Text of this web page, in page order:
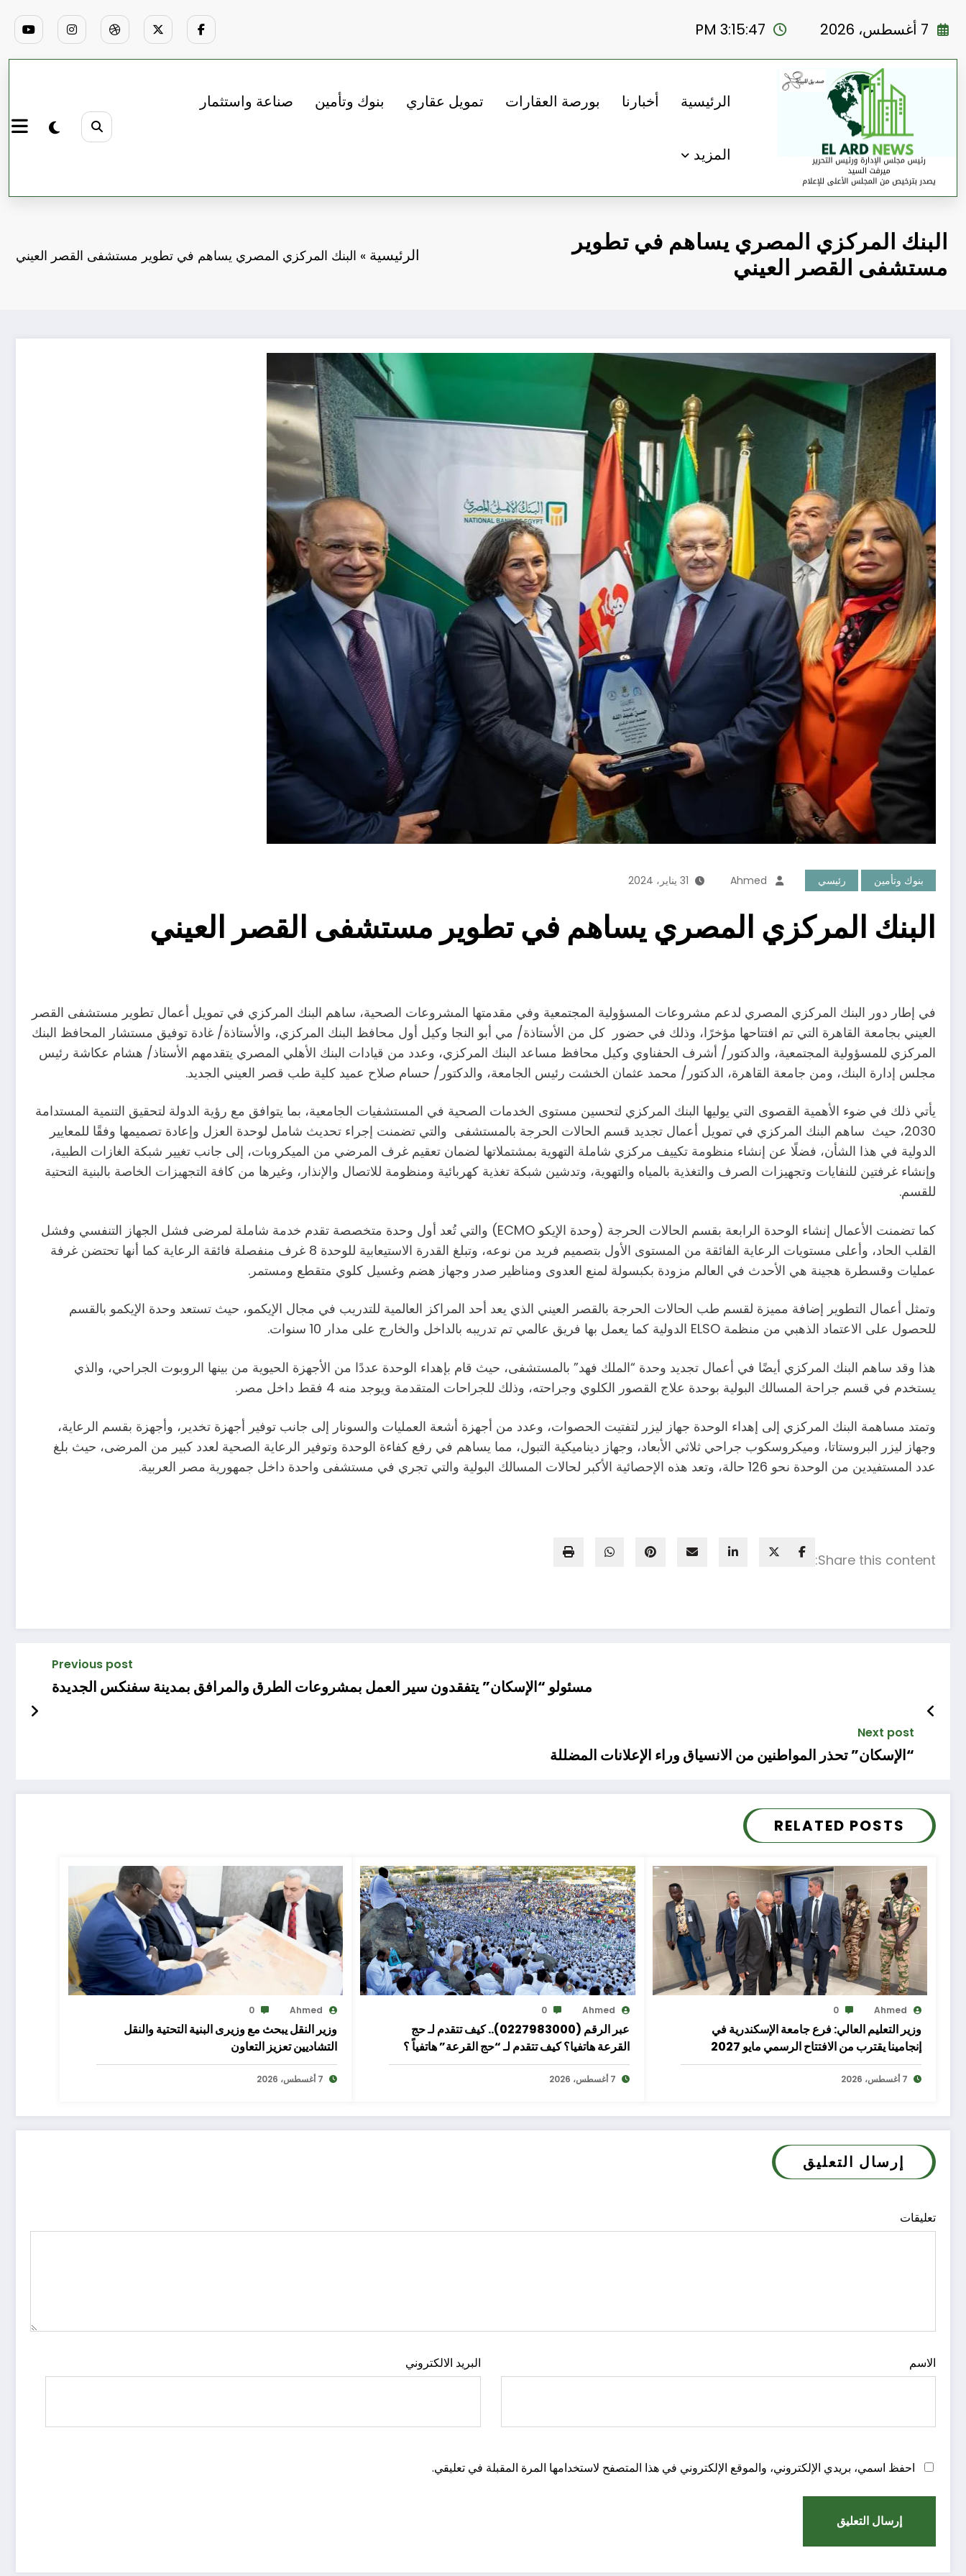
7 أغسطس، 2026 3:15:48 PM
الرئيسية أخبارنا بورصة العقارات تمويل عقاري بنوك وتأمين صناعة واستثمار
المزيد
البنك المركزي المصري يساهم في تطوير
مستشفى القصر العيني
الرئيسية » البنك المركزي المصري يساهم في تطوير مستشفى القصر العيني
بنوك وتأمين رئيسي Ahmed 31 يناير، 2024
البنك المركزي المصري يساهم في تطوير مستشفى القصر العيني
في إطار دور البنك المركزي المصري لدعم مشروعات المسؤولية المجتمعية وفي مقدمتها المشروعات الصحية، ساهم البنك المركزي في تمويل أعمال تطوير مستشفى القصر
العيني بجامعة القاهرة التي تم افتتاحها مؤخرًا، وذلك في حضور كل من الأستاذة/ مي أبو النجا وكيل أول محافظ البنك المركزي، والأستاذة/ غادة توفيق مستشار المحافظ البنك
المركزي للمسؤولية المجتمعية، والدكتور/ أشرف الحفناوي وكيل محافظ مساعد البنك المركزي، وعدد من قيادات البنك الأهلي المصري يتقدمهم الأستاذ/ هشام عكاشة رئيس
مجلس إدارة البنك، ومن جامعة القاهرة، الدكتور/ محمد عثمان الخشت رئيس الجامعة، والدكتور/ حسام صلاح عميد كلية طب قصر العيني الجديد.
يأتي ذلك في ضوء الأهمية القصوى التي يوليها البنك المركزي لتحسين مستوى الخدمات الصحية في المستشفيات الجامعية، بما يتوافق مع رؤية الدولة لتحقيق التنمية المستدامة
2030، حيث ساهم البنك المركزي في تمويل أعمال تجديد قسم الحالات الحرجة بالمستشفى والتي تضمنت إجراء تحديث شامل لوحدة العزل وإعادة تصميمها وفقًا للمعايير
الدولية في هذا الشأن، فضلًا عن إنشاء منظومة تكييف مركزي شاملة التهوية بمشتملاتها لضمان تعقيم غرف المرضي من الميكروبات، إلى جانب تغيير شبكة الغازات الطبية،
وإنشاء غرفتين للنفايات وتجهيزات الصرف والتغذية بالمياه والتهوية، وتدشين شبكة تغذية كهربائية ومنظومة للاتصال والإنذار، وغيرها من كافة التجهيزات الخاصة بالبنية التحتية
للقسم.
كما تضمنت الأعمال إنشاء الوحدة الرابعة بقسم الحالات الحرجة (وحدة الإيكو ECMO) والتي تُعد أول وحدة متخصصة تقدم خدمة شاملة لمرضى فشل الجهاز التنفسي وفشل
القلب الحاد، وأعلى مستويات الرعاية الفائقة من المستوى الأول بتصميم فريد من نوعه، وتبلغ القدرة الاستيعابية للوحدة 8 غرف منفصلة فائقة الرعاية كما أنها تحتضن غرفة
عمليات وقسطرة هجينة هي الأحدث في العالم مزودة بكبسولة لمنع العدوى ومناظير صدر وجهاز هضم وغسيل كلوي متقطع ومستمر.
وتمثل أعمال التطوير إضافة مميزة لقسم طب الحالات الحرجة بالقصر العيني الذي يعد أحد المراكز العالمية للتدريب في مجال الإيكمو، حيث تستعد وحدة الإيكمو بالقسم
للحصول على الاعتماد الذهبي من منظمة ELSO الدولية كما يعمل بها فريق عالمي تم تدريبه بالداخل والخارج على مدار 10 سنوات.
هذا وقد ساهم البنك المركزي أيضًا في أعمال تجديد وحدة “الملك فهد” بالمستشفى، حيث قام بإهداء الوحدة عددًا من الأجهزة الحيوية من بينها الروبوت الجراحي، والذي
يستخدم في قسم جراحة المسالك البولية بوحدة علاج القصور الكلوي وجراحته، وذلك للجراحات المتقدمة ويوجد منه 4 فقط داخل مصر.
وتمتد مساهمة البنك المركزي إلى إهداء الوحدة جهاز ليزر لتفتيت الحصوات، وعدد من أجهزة أشعة العمليات والسونار إلى جانب توفير أجهزة تخدير، وأجهزة بقسم الرعاية،
وجهاز ليزر البروستاتا، وميكروسكوب جراحي ثلاثي الأبعاد، وجهاز ديناميكية التبول، مما يساهم في رفع كفاءة الوحدة وتوفير الرعاية الصحية لعدد كبير من المرضى، حيث بلغ
عدد المستفيدين من الوحدة نحو 126 حالة، وتعد هذه الإحصائية الأكبر لحالات المسالك البولية والتي تجري في مستشفى واحدة داخل جمهورية مصر العربية.
Share this content:
Previous post
مسئولو “الإسكان” يتفقدون سير العمل بمشروعات الطرق والمرافق بمدينة سفنكس الجديدة
Next post
“الإسكان” تحذر المواطنين من الانسياق وراء الإعلانات المضللة
RELATED POSTS
Ahmed
0
وزير التعليم العالي: فرع جامعة الإسكندرية في
إنجامينا يقترب من الافتتاح الرسمي مايو 2027
7 أغسطس، 2026
Ahmed
0
عبر الرقم (0227983000).. كيف تتقدم لـ حج
القرعة هاتفيا؟ كيف تتقدم لـ “حج القرعة” هاتفياً ؟
أعلنت وزارة الداخلية عن فتح باب قبول طلبات التقدم
2026
7 أغسطس، 2026
Ahmed
0
وزير النقل يبحث مع وزيرى البنية التحتية والنقل
التشاديين تعزيز التعاون
7 أغسطس، 2026
إرسال التعليق
تعليقات
الاسم البريد الالكتروني
احفظ اسمي، بريدي الإلكتروني، والموقع الإلكتروني في هذا المتصفح لاستخدامها المرة المقبلة في تعليقي.